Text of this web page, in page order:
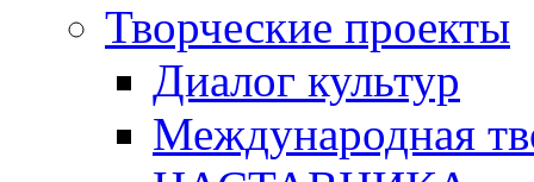
Творческие проекты
Диалог культур
Международная